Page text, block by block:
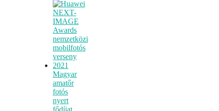
Magyar
amatőr
fotós
nyert